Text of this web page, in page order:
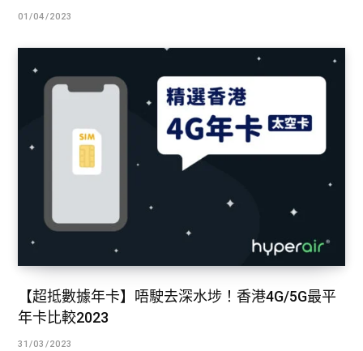
01/04/2023
【超抵數據年卡】唔駛去深水埗！香港4G/5G最平
年卡比較2023
31/03/2023